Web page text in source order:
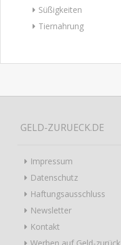
Süßigkeiten
Tiernahrung
GELD-ZURUECK.DE
Impressum
Datenschutz
Haftungsausschluss
Newsletter
Kontakt